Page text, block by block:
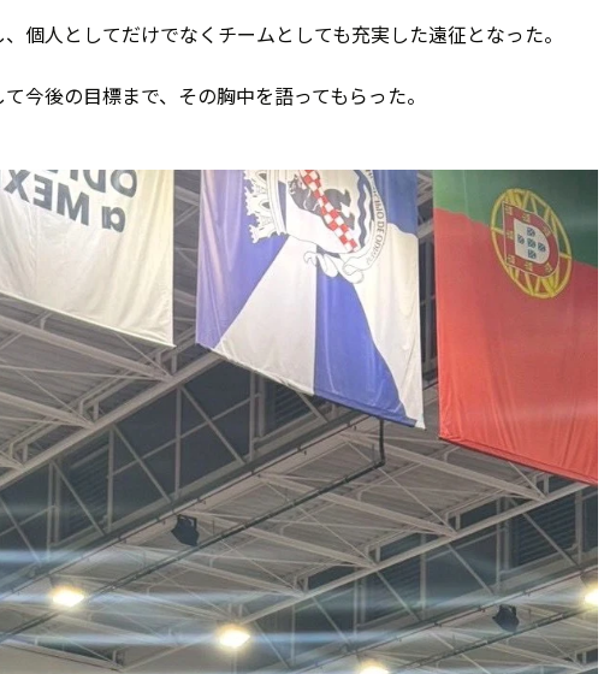
個人としてだけでなくチームとしても充実した遠征となった。
今後の目標まで、その胸中を語ってもらった。